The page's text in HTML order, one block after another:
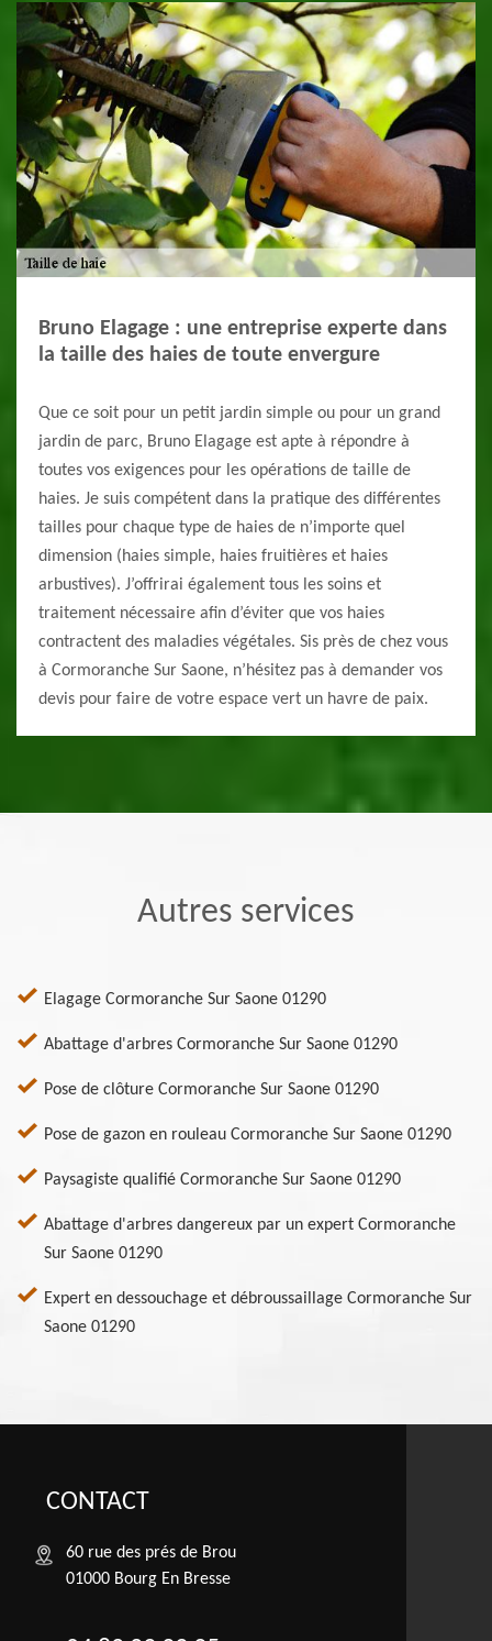
Bruno Elagage : une entreprise experte dans
la taille des haies de toute envergure
Que ce soit pour un petit jardin simple ou pour un grand
jardin de parc, Bruno Elagage est apte à répondre à
toutes vos exigences pour les opérations de taille de
haies. Je suis compétent dans la pratique des différentes
tailles pour chaque type de haies de n’importe quel
dimension (haies simple, haies fruitières et haies
arbustives). J’offrirai également tous les soins et
traitement nécessaire afin d’éviter que vos haies
contractent des maladies végétales. Sis près de chez vous
à Cormoranche Sur Saone, n’hésitez pas à demander vos
devis pour faire de votre espace vert un havre de paix.
Autres services
Elagage Cormoranche Sur Saone 01290
Abattage d'arbres Cormoranche Sur Saone 01290
Pose de clôture Cormoranche Sur Saone 01290
Pose de gazon en rouleau Cormoranche Sur Saone 01290
Paysagiste qualifié Cormoranche Sur Saone 01290
Abattage d'arbres dangereux par un expert Cormoranche
Sur Saone 01290
Expert en dessouchage et débroussaillage Cormoranche Sur
Saone 01290
CONTACT
60 rue des prés de Brou
01000 Bourg En Bresse